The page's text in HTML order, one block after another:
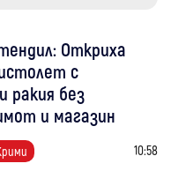
Откриха
с
ракия без
и магазин
10:58